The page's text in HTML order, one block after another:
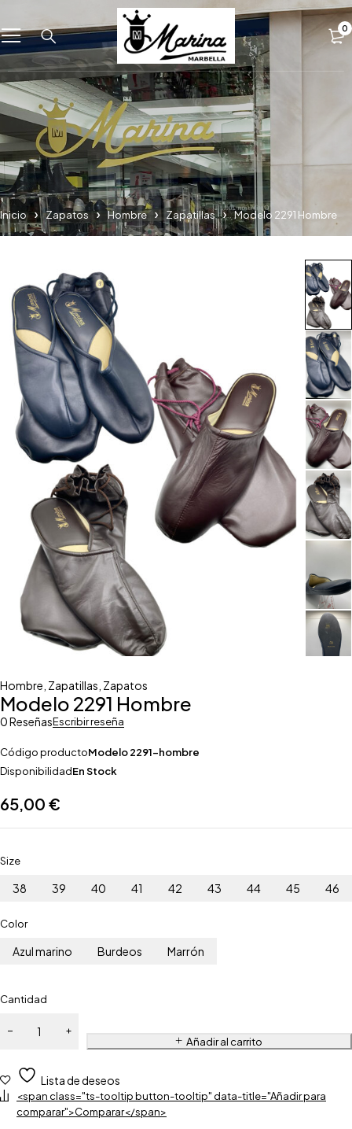
0
Inicio Zapatos Hombre Zapatillas Modelo 2291 Hombre
Hombre Zapatillas Zapatos
Modelo 2291 Hombre
0 ReseñasEscribir reseña
Código productoModelo 2291-hombre
DisponibilidadEn Stock
65,00 €
Size
38 39 40 41 42 43 44 45 46
Color
Azul marino Burdeos Marrón
Cantidad
Añadir al carrito
Lista de deseos
<span class="ts-tooltip button-tooltip" data-title="Añadir para
comparar">Comparar</span>